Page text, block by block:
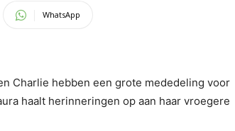
WhatsApp
Charlie hebben een grote mededeling voor
haalt herinneringen op aan haar vroegere